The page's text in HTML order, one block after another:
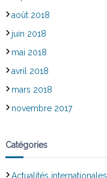
août 2018
juin 2018
mai 2018
avril 2018
mars 2018
novembre 2017
Catégories
Actualités internationales